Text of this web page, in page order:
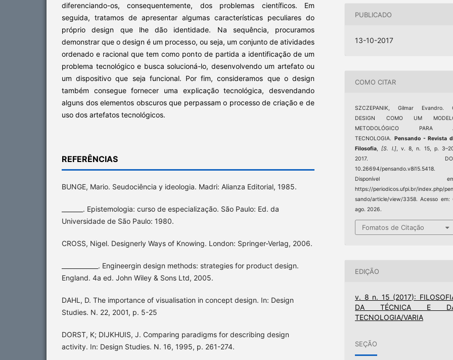
diferenciando-os, consequentemente, dos problemas científicos. Em
seguida, tratamos de apresentar algumas características peculiares do
próprio design que lhe dão identidade. Na sequência, procuramos
demonstrar que o design é um processo, ou seja, um conjunto de atividades
ordenado e racional que tem como ponto de partida a identificação de um
problema tecnológico e busca solucioná-lo, desenvolvendo um artefato ou
um dispositivo que seja funcional. Por fim, consideramos que o design
também consegue fornecer uma explicação tecnológica, desvendando
alguns dos elementos obscuros que perpassam o processo de criação e de
uso dos artefatos tecnológicos.
REFERÊNCIAS
BUNGE, Mario. Seudociência y ideologia. Madri: Alianza Editorial, 1985.
_______. Epistemologia: curso de especialização. São Paulo: Ed. da
Universidade de São Paulo: 1980.
CROSS, Nigel. Designerly Ways of Knowing. London: Springer-Verlag, 2006.
____________. Engineergin design methods: strategies for product design.
England. 4a ed. John Wiley & Sons Ltd, 2005.
DAHL, D. The importance of visualisation in concept design. In: Design
Studies. N. 22, 2001, p. 5-25
DORST, K; DIJKHUIS, J. Comparing paradigms for describing design
activity. In: Design Studies. N. 16, 1995, p. 261-274.
PUBLICADO
13-10-2017
COMO CITAR
SZCZEPANIK, Gilmar Evandro.
DESIGN COMO UM
METODOLÓGICO PARA
TECNOLOGIA. Pensando - Revista
Filosofia
[S. l.], v. 8, n. 15, p.
2017.
10.26694/pensando.v8i15.5418.
Disponível
https://periodicos.ufpi.br/index.php/
sando/article/view/3358. Acesso em:
ago. 2026.
Fomatos de Citação
EDIÇÃO
v. 8 n. 15 (2017):
DA TÉCNICA E
TECNOLOGIA/VARIA
SEÇÃO